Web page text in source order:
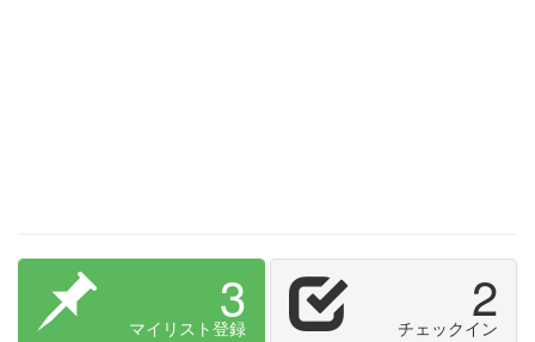
3
マイリスト登録 2
チェックイン